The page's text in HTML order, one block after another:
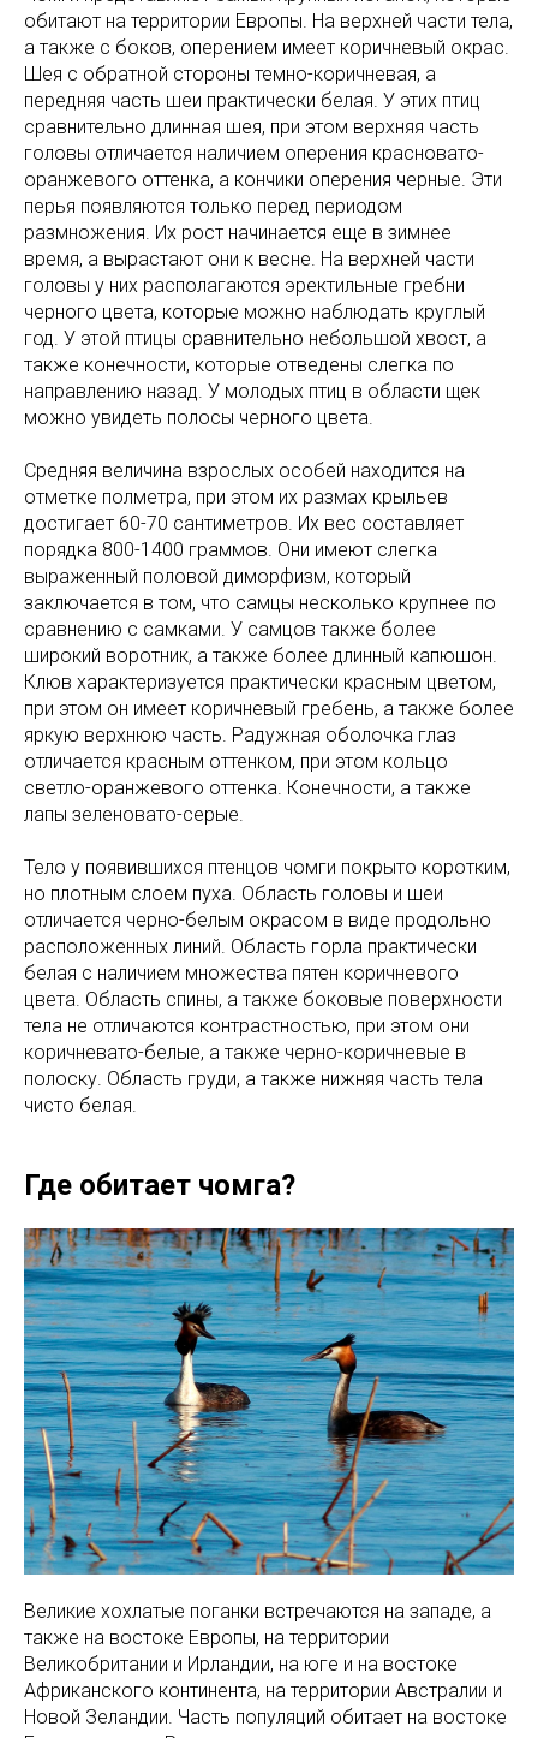
обитают на территории Европы. На верхней части тела,
а также с боков, оперением имеет коричневый окрас.
Шея с обратной стороны темно-коричневая, а
передняя часть шеи практически белая. У этих птиц
сравнительно длинная шея, при этом верхняя часть
головы отличается наличием оперения красновато-
оранжевого оттенка, а кончики оперения черные. Эти
перья появляются только перед периодом
размножения. Их рост начинается еще в зимнее
время, а вырастают они к весне. На верхней части
головы у них располагаются эректильные гребни
черного цвета, которые можно наблюдать круглый
год. У этой птицы сравнительно небольшой хвост, а
также конечности, которые отведены слегка по
направлению назад. У молодых птиц в области щек
можно увидеть полосы черного цвета.
Средняя величина взрослых особей находится на
отметке полметра, при этом их размах крыльев
достигает 60-70 сантиметров. Их вес составляет
порядка 800-1400 граммов. Они имеют слегка
выраженный половой диморфизм, который
заключается в том, что самцы несколько крупнее по
сравнению с самками. У самцов также более
широкий воротник, а также более длинный капюшон.
Клюв характеризуется практически красным цветом,
при этом он имеет коричневый гребень, а также более
яркую верхнюю часть. Радужная оболочка глаз
отличается красным оттенком, при этом кольцо
светло-оранжевого оттенка. Конечности, а также
лапы зеленовато-серые.
Тело у появившихся птенцов чомги покрыто коротким,
но плотным слоем пуха. Область головы и шеи
отличается черно-белым окрасом в виде продольно
расположенных линий. Область горла практически
белая с наличием множества пятен коричневого
цвета. Область спины, а также боковые поверхности
тела не отличаются контрастностью, при этом они
коричневато-белые, а также черно-коричневые в
полоску. Область груди, а также нижняя часть тела
чисто белая.
Где обитает чомга?
Великие хохлатые поганки встречаются на западе, а
также на востоке Европы, на территории
Великобритании и Ирландии, на юге и на востоке
Африканского континента, на территории Австралии и
Новой Зеландии. Часть популяций обитает на востоке